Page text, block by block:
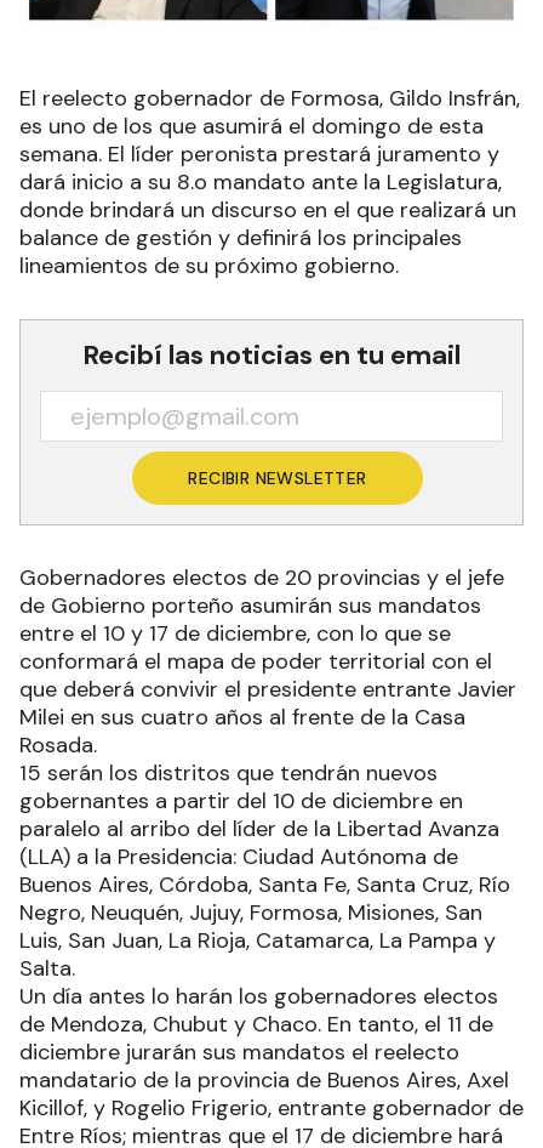
El reelecto gobernador de Formosa, Gildo Insfrán,
es uno de los que asumirá el domingo de esta
semana. El líder peronista prestará juramento y
dará inicio a su 8.o mandato ante la Legislatura,
donde brindará un discurso en el que realizará un
balance de gestión y definirá los principales
lineamientos de su próximo gobierno.
Recibí las noticias en tu email
RECIBIR NEWSLETTER
Gobernadores electos de 20 provincias y el jefe
de Gobierno porteño asumirán sus mandatos
entre el 10 y 17 de diciembre, con lo que se
conformará el mapa de poder territorial con el
que deberá convivir el presidente entrante Javier
Milei en sus cuatro años al frente de la Casa
Rosada.
15 serán los distritos que tendrán nuevos
gobernantes a partir del 10 de diciembre en
paralelo al arribo del líder de la Libertad Avanza
(LLA) a la Presidencia: Ciudad Autónoma de
Buenos Aires, Córdoba, Santa Fe, Santa Cruz, Río
Negro, Neuquén, Jujuy, Formosa, Misiones, San
Luis, San Juan, La Rioja, Catamarca, La Pampa y
Salta.
Un día antes lo harán los gobernadores electos
de Mendoza, Chubut y Chaco. En tanto, el 11 de
diciembre jurarán sus mandatos el reelecto
mandatario de la provincia de Buenos Aires, Axel
Kicillof, y Rogelio Frigerio, entrante gobernador de
Entre Ríos; mientras que el 17 de diciembre hará